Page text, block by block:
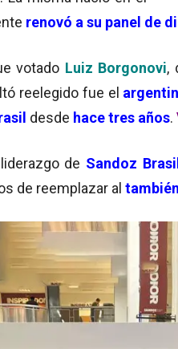
renovó a su panel de
votado Luiz Borgonovi,
reelegido fue el
desde hace tres años.
de Sandoz
de reemplazar al